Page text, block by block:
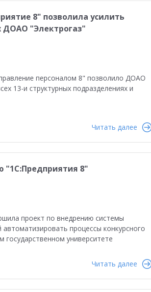
8" позволила усилить
ДОАО "Электрогаз"
персоналом 8" позволило ДОАО
13-и структурных подразделениях и
Читать далее
"1С:Предприятия 8"
проект по внедрению системы
процессы конкурсного
государственном университете
Читать далее